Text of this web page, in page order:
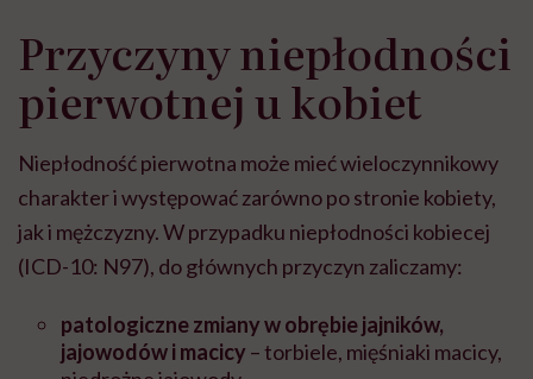
Przyczyny niepłodności
pierwotnej u kobiet
Niepłodność pierwotna może mieć wieloczynnikowy
charakter i występować zarówno po stronie kobiety,
jak i mężczyzny. W przypadku niepłodności kobiecej
(ICD-10: N97), do głównych przyczyn zaliczamy:
patologiczne zmiany w obrębie jajników,
jajowodów i macicy –torbiele, mięśniaki macicy,